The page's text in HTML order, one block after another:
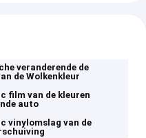
veranderende de
de Wolkenkleur
film van de kleuren
auto
vinylomslag van de